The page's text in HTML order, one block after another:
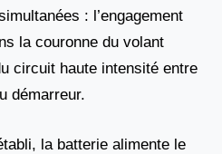
: l’engagement
la couronne du volant
circuit haute intensité entre
démarreur.
la batterie alimente le